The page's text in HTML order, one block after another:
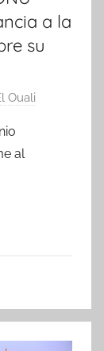
a la
su
Ouali
al